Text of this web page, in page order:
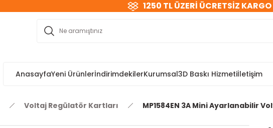
1250 TL ÜZERİ ÜCRETSİZ KARGO
AnasayfaYeni ÜrünlerİndirimdekilerKurumsal3D Baskı Hizmetiİletişim
Voltaj Regülatör Kartları MP1584EN 3A Mini Ayarlanabilir